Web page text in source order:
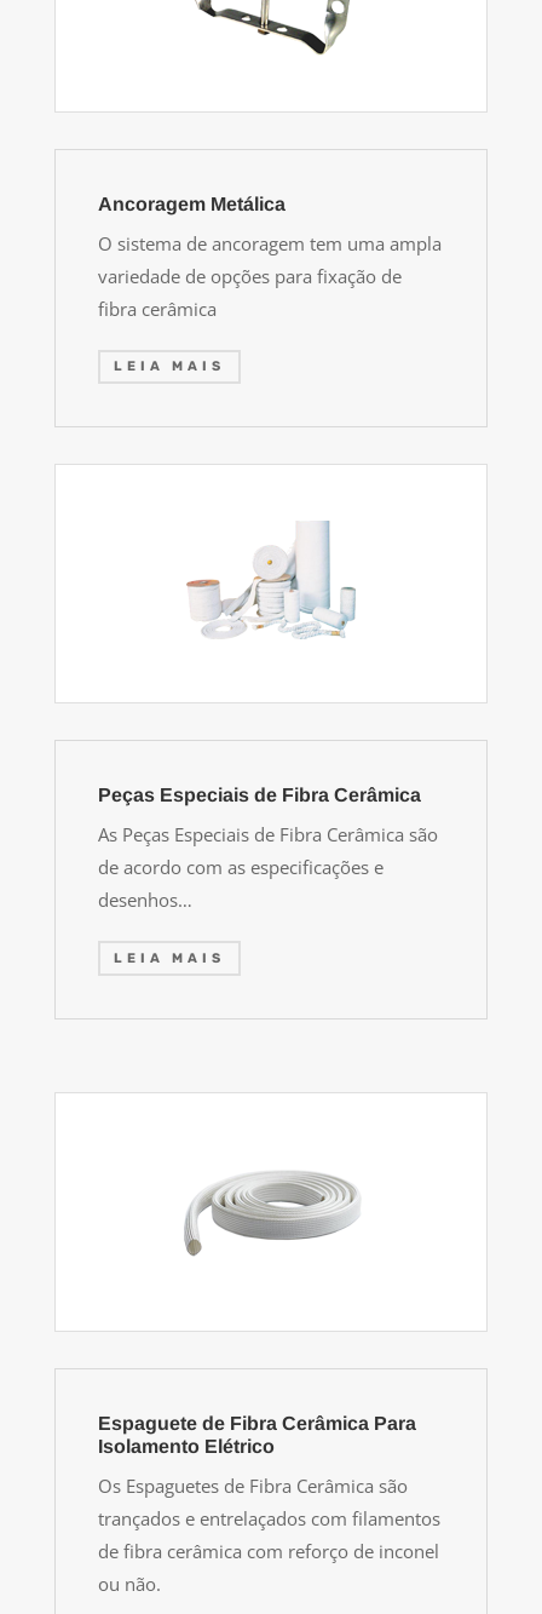
Ancoragem Metálica
O sistema de ancoragem tem uma ampla
variedade de opções para fixação de
fibra cerâmica
LEIA MAIS
Peças Especiais de Fibra Cerâmica
As Peças Especiais de Fibra Cerâmica são
de acordo com as especificações e
desenhos…
LEIA MAIS
Espaguete de Fibra Cerâmica Para
Isolamento Elétrico
Os Espaguetes de Fibra Cerâmica são
trançados e entrelaçados com filamentos
de fibra cerâmica com reforço de inconel
ou não.